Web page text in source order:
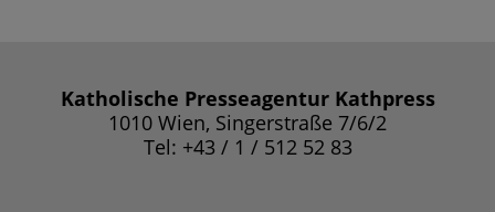
Katholische Presseagentur Kathpress
1010 Wien, Singerstraße 7/6/2
Tel: +43 / 1 / 512 52 83